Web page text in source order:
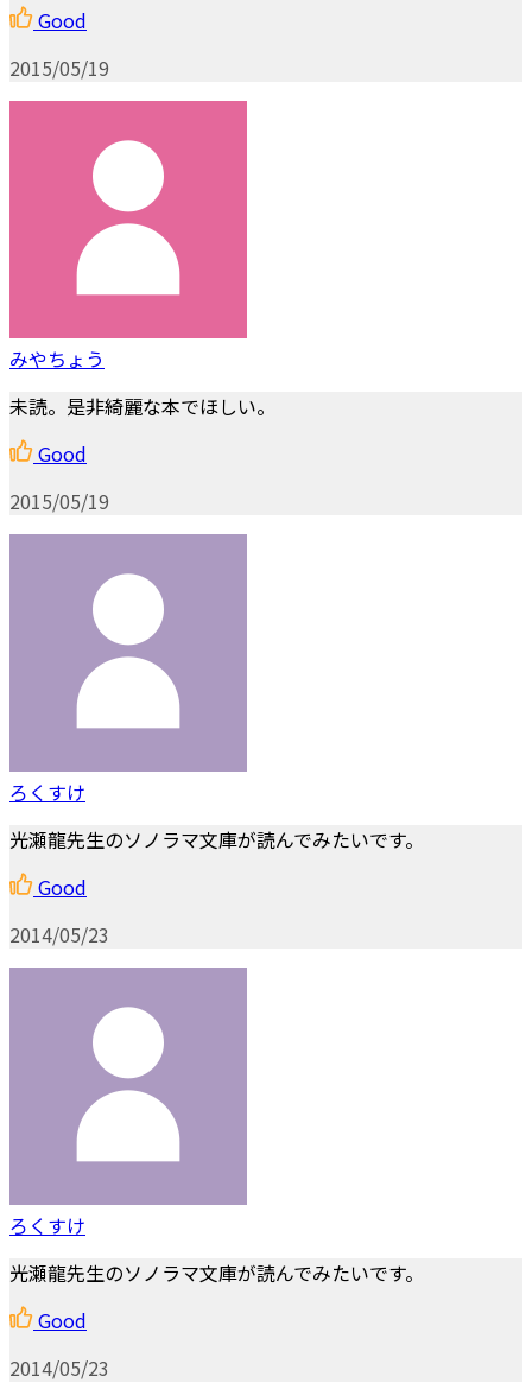
Good
2015/05/19
みやちょう
未読。是非綺麗な本でほしい。
Good
2015/05/19
ろくすけ
光瀬龍先生のソノラマ文庫が読んでみたいです。
Good
2014/05/23
ろくすけ
光瀬龍先生のソノラマ文庫が読んでみたいです。
Good
2014/05/23